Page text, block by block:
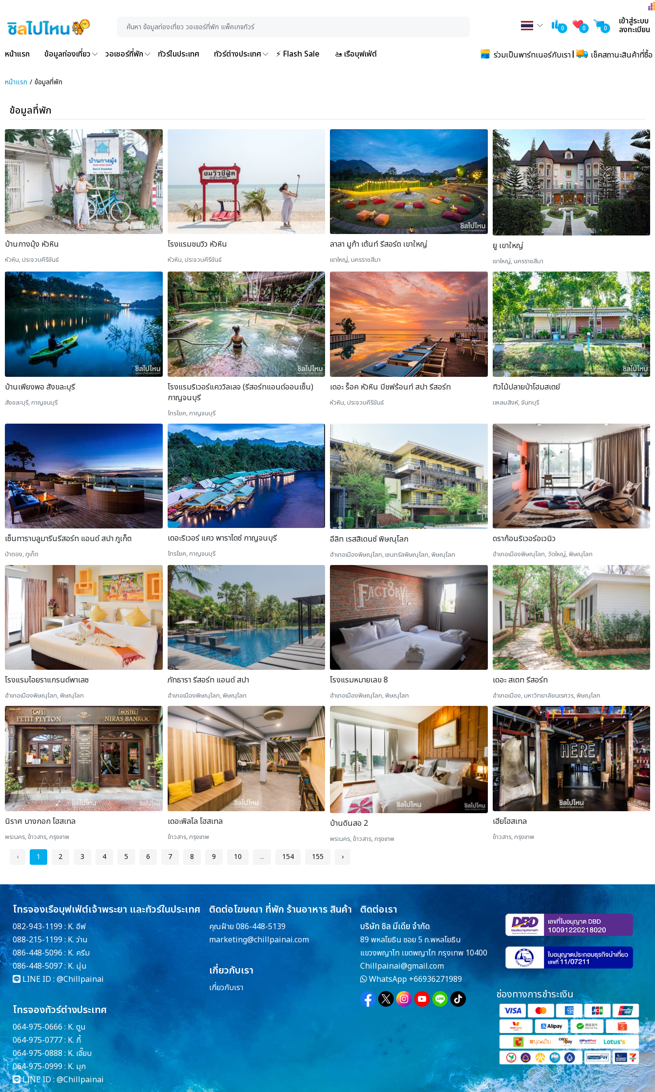
0 0 0
เข้าสู่ระบบ
ลงทะเบียน
หน้าแรก ข้อมูลท่องเที่ยว วอเชอร์ที่พัก ทัวร์ในประเทศ ทัวร์ต่างประเทศ ⚡ Flash Sale 🚤 เรือบุฟเฟ่ต์ ร่วมเป็นพาร์ทเนอร์กับเรา เช็คสถานะสินค้าที่ซื้อ
หน้าแรก ข้อมูลที่พัก
ข้อมูลที่พัก
บ้านกางมุ้ง หัวหิน
หัวหิน, ประจวบคีรีขันธ์
โรงแรมชมวิว หัวหิน
หัวหิน, ประจวบคีรีขันธ์
ลาลา มูก้า เต้นท์ รีสอร์ต เขาใหญ่
เขาใหญ่, นครราชสีมา
ยู เขาใหญ่
เขาใหญ่, นครราชสีมา
บ้านเพียงพอ สังขละบุรี
สังขละบุรี, กาญจนบุรี
โรงแรมริเวอร์แคววิลเลจ (รีสอร์ทแอนด์ออนเซ็น)
กาญจนบุรี
ไทรโยค, กาญจนบุรี
เดอะ ร็อค หัวหิน บีชฟร้อนท์ สปา รีสอร์ท
หัวหิน, ประจวบคีรีขันธ์
ทิวไม้ปลายป่าโฮมสเตย์
แหลมสิงห์, จันทบุรี
เซ็นทาราบลูมารีนรีสอร์ท แอนด์ สปา ภูเก็ต
ป่าตอง, ภูเก็ต
เดอะริเวอร์ แคว พาราไดซ์ กาญจนบุรี
ไทรโยค, กาญจนบุรี
อีลิท เรสสิเดนซ์ พิษณุโลก
อำเภอเมืองพิษณุโลก, เซนทรัลพิษณุโลก, พิษณุโลก
ดราก้อนริเวอร์อเวนิว
อำเภอเมืองพิษณุโลก, วัดใหญ่, พิษณุโลก
โรงแรมไอยราแกรนด์พาเลซ
อำเภอเมืองพิษณุโลก, พิษณุโลก
ภัทธารา รีสอร์ท แอนด์ สปา
อำเภอเมืองพิษณุโลก, พิษณุโลก
โรงแรมหมายเลข 8
อำเภอเมืองพิษณุโลก, พิษณุโลก
เดอะ สเตท รีสอร์ท
อำเภอเมือง, มหาวิทยาลัยนเรศวร, พิษณุโลก
นิราศ บางกอก โฮสเทล
พระนคร, ข้าวสาร, กรุงเทพ
เดอะพิลโล โฮสเทล
ข้าวสาร, กรุงเทพ
บ้านดินสอ 2
พระนคร, ข้าวสาร, กรุงเทพ
เฮียโฮสเทล
ข้าวสาร, กรุงเทพ
‹ 1 2 3 4 5 6 7 8 9 10 ... 154 155 ›
โทรจองเรือบุฟเฟ่ต์เจ้าพระยา และทัวร์ในประเทศ
082-943-1199 : K. อีฟ
088-215-1199 : K. ว่าน
086-448-5096 : K. ครีม
086-448-5097 : K. นุ่น
LINE ID : @Chillpainai
โทรจองทัวร์ต่างประเทศ
064-975-0666 : K. ตูน
064-975-0777 : K. กี้
064-975-0888 : K. เจี๊ยบ
064-975-0999 : K. มุก
LINE ID : @Chillpainai
ติดต่อโฆษณา ที่พัก ร้านอาหาร สินค้า
คุณฝ้าย 086-448-5139
marketing@chillpainai.com
เกี่ยวกับเรา
เกี่ยวกับเรา
ติดต่อเรา
บริษัท ชิล มีเดีย จำกัด
89 พหลโยธิน ซอย 5 ถ.พหลโยธิน
แขวงพญาไท เขตพญาไท กรุงเทพ 10400
Chillpainai@gmail.com
WhatsApp +66936271989
ช่องทางการชำระเงิน